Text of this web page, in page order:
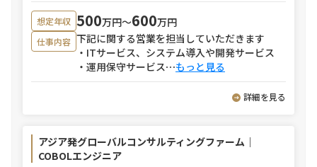
想定年収 500万円〜600万円
仕事内容 下記に関する営業を担当していただきます
・ITサービス、システム導入や開発サービス
・運用保守サービス⋯もっと見る
詳細を見る
アジア発グローバルコンサルティングファーム｜
COBOLエンジニア